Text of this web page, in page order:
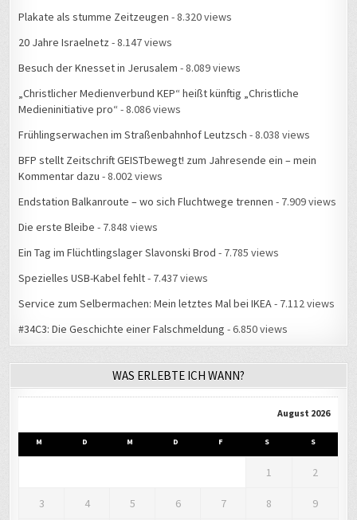
Plakate als stumme Zeitzeugen - 8.320 views
20 Jahre Israelnetz - 8.147 views
Besuch der Knesset in Jerusalem - 8.089 views
„Christlicher Medienverbund KEP“ heißt künftig „Christliche
Medieninitiative pro“ - 8.086 views
Frühlingserwachen im Straßenbahnhof Leutzsch - 8.038 views
BFP stellt Zeitschrift GEISTbewegt! zum Jahresende ein – mein
Kommentar dazu - 8.002 views
Endstation Balkanroute – wo sich Fluchtwege trennen - 7.909 views
Die erste Bleibe - 7.848 views
Ein Tag im Flüchtlingslager Slavonski Brod - 7.785 views
Spezielles USB-Kabel fehlt- 7.437 views
Service zum Selbermachen: Mein letztes Mal bei IKEA- 7.112 views
#34C3: Die Geschichte einer Falschmeldung - 6.850 views
WAS ERLEBTE ICH WANN?
August 2026
M D M D F S S
1 2
3 4 5 6 7 8 9